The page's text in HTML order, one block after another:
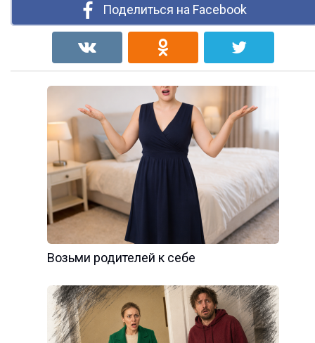
Поделиться на Facebook
Возьми родителей к себе